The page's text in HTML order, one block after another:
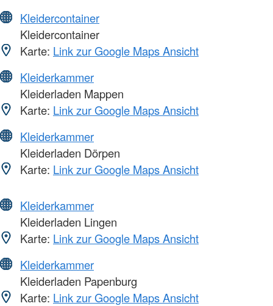
Kleidercontainer
Kleidercontainer
Karte: Link zur Google Maps Ansicht
Kleiderkammer
Kleiderladen Mappen
Karte: Link zur Google Maps Ansicht
Kleiderkammer
Kleiderladen Dörpen
Karte: Link zur Google Maps Ansicht
Kleiderkammer
Kleiderladen Lingen
Karte: Link zur Google Maps Ansicht
Kleiderkammer
Kleiderladen Papenburg
Karte: Link zur Google Maps Ansicht